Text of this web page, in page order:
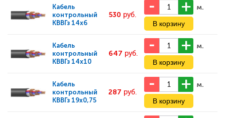
Кабель
контрольный
КВВГз 14х6
530 руб.
м.
Кабель
контрольный
КВВГз 14х10
647 руб.
м.
Кабель
контрольный
КВВГз 19х0,75
287 руб.
м.